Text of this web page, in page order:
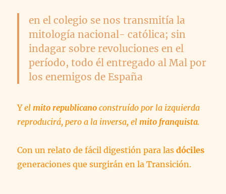
en el colegio se nos transmitía la
mitologíanacional- católica; sin
indagar sobre revoluciones en el
período, todo él entregado al Mal por
los enemigos de España
Yel mito republicano construído por la izquierda
reproducirá, pero a la inversa, el mito franquista.
Con un relato de fácil digestión para lasdóciles
generaciones que surgirán en la Transición.